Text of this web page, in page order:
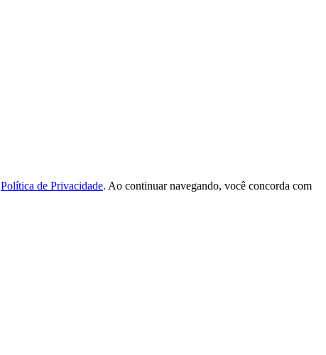
Política de Privacidade. Ao continuar navegando, você concorda com